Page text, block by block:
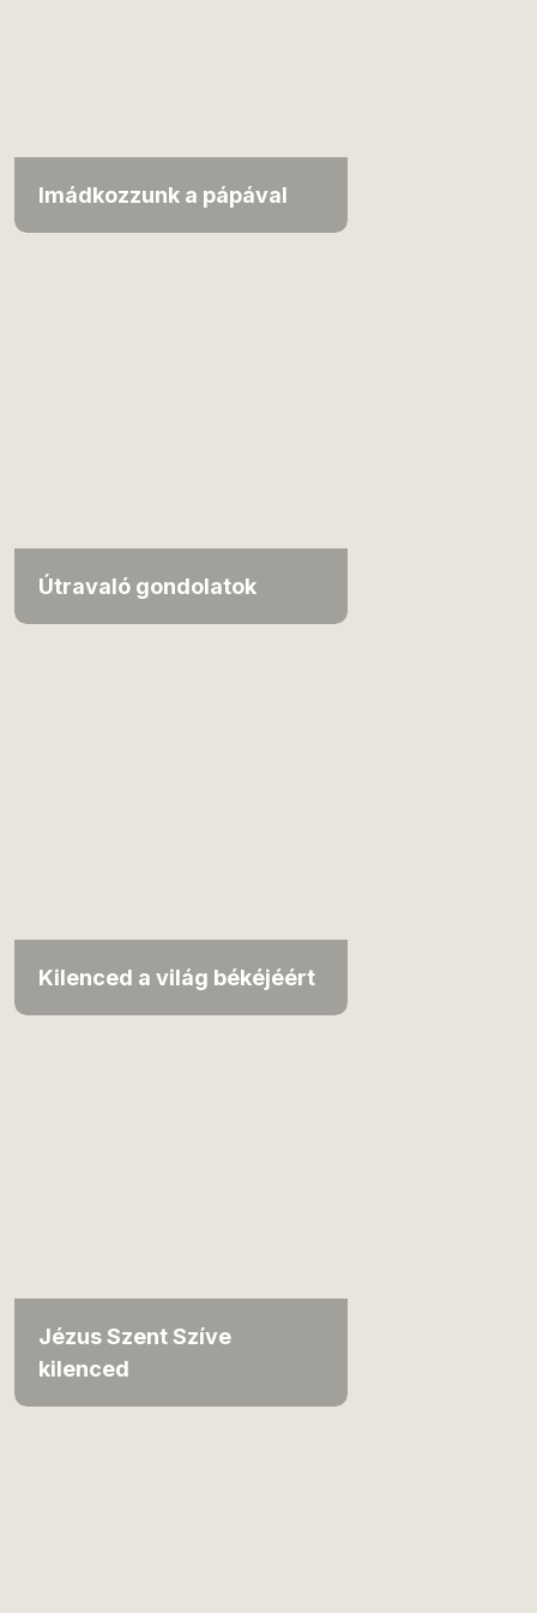
Imádkozzunk a pápával
Útravaló gondolatok
Kilenced a világ békéjéért
Jézus Szent Szíve
kilenced